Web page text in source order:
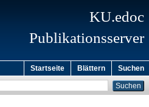
KU.edoc
Publikationsserver
Startseite Blättern Suchen